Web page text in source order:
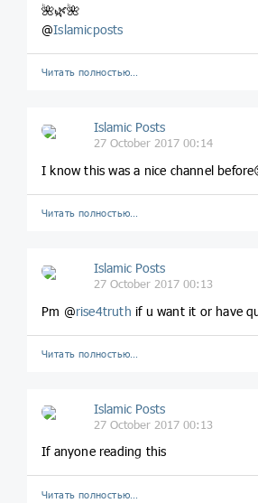
🌺🌿🌺
@Islamicposts
Читать полностью…
Islamic Posts
27 October 2017 00:14
I know this was a nice channel
Читать полностью…
Islamic Posts
27 October 2017 00:13
Pm @rise4truth if u want it or have
Читать полностью…
Islamic Posts
27 October 2017 00:13
If anyone reading this
Читать полностью…